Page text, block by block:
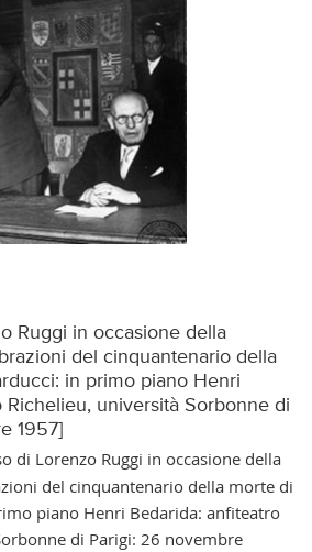
Ruggi in occasione della
del cinquantenario della
in primo piano Henri
Richelieu, università Sorbonne di
1957]
di Lorenzo Ruggi in occasione della
del cinquantenario della morte di
piano Henri Bedarida: anfiteatro
di Parigi: 26 novembre